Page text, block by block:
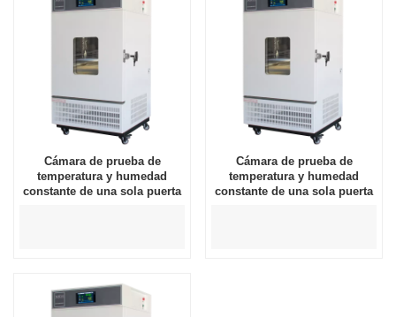
Cámara de prueba de
temperatura y humedad
constante de una sola puerta
Cámara de prueba de
temperatura y humedad
constante de una sola puerta